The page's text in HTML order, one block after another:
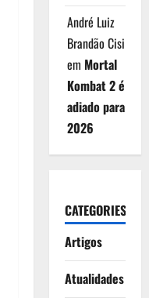
André Luiz
Brandão Cisi
em Mortal
Kombat 2 é
adiado para
2026
CATEGORIES
Artigos
Atualidades